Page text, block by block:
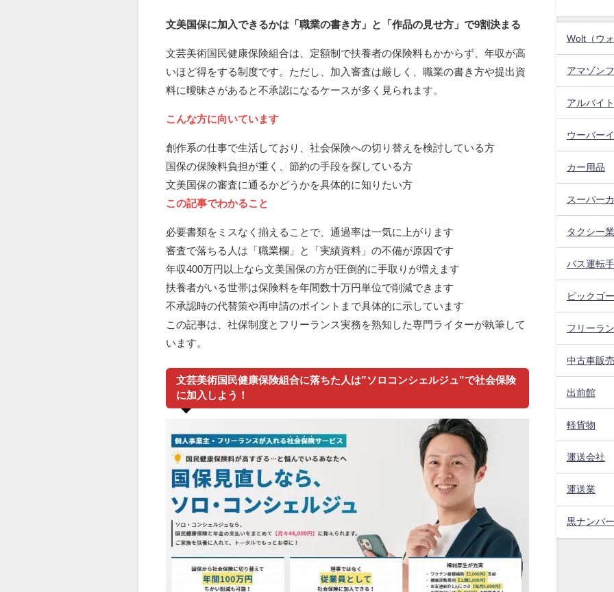
文美国保に加入できるかは「職業の書き方」と「作品の見せ方」で9割決まる
文芸美術国民健康保険組合は、定額制で扶養者の保険料もかからず、年収が高
いほど得をする制度です。ただし、加入審査は厳しく、職業の書き方や提出資
料に曖昧さがあると不承認になるケースが多く見られます。
こんな方に向いています
創作系の仕事で生活しており、社会保険への切り替えを検討している方
国保の保険料負担が重く、節約の手段を探している方
文美国保の審査に通るかどうかを具体的に知りたい方
この記事でわかること
必要書類をミスなく揃えることで、通過率は一気に上がります
審査で落ちる人は「職業欄」と「実績資料」の不備が原因です
年収400万円以上なら文美国保の方が圧倒的に手取りが増えます
扶養者がいる世帯は保険料を年間数十万円単位で削減できます
不承認時の代替策や再申請のポイントまで具体的に示しています
この記事は、社保制度とフリーランス実務を熟知した専門ライターが執筆して
います。
文芸美術国民健康保険組合に落ちた人は”ソロコンシェルジュ”で社会保険
に加入しよう！
Wolt（ウ
アマゾン
アルバイト
ウーバー
カー用品
スーパー
タクシー
バス運転手
ピックゴー
フリーラ
中古車販
出前館
軽貨物
運送会社
運送業
黒ナンバー